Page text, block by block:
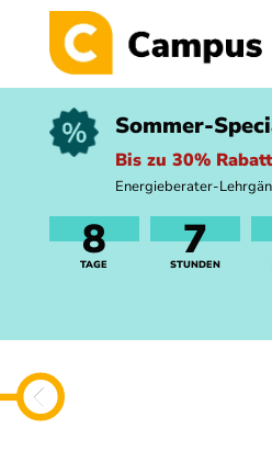
Sommer-
Bis zu 30% Rabatt
Energieberater-
8
TAGE 7
STUNDEN